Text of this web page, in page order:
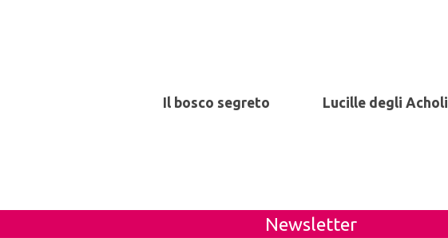
Il bosco segreto Lucille degli Acholi
Newsletter